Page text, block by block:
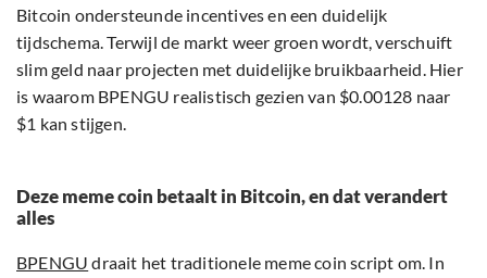
Bitcoin ondersteunde incentives en een duidelijk
tijdschema. Terwijl de markt weer groen wordt, verschuift
slim geld naar projecten met duidelijke bruikbaarheid. Hier
is waarom BPENGU realistisch gezien van $0.00128 naar
$1 kan stijgen.
Deze meme coin betaalt in Bitcoin, en dat verandert
alles
BPENGU draait het traditionele meme coin script om. In